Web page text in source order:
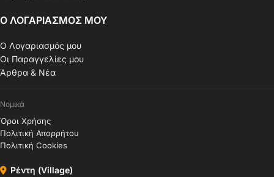
Ο ΛΟΓΑΡΙΑΣΜΟΣ ΜΟΥ
Ο Λογαριασμός μου
Οι Παραγγελίες μου
Άρθρα & Νέα
Νομικά
Όροι Χρήσης
Πολιτική Απορρήτου
Πολιτική Cookies
Ρέντη (Village)